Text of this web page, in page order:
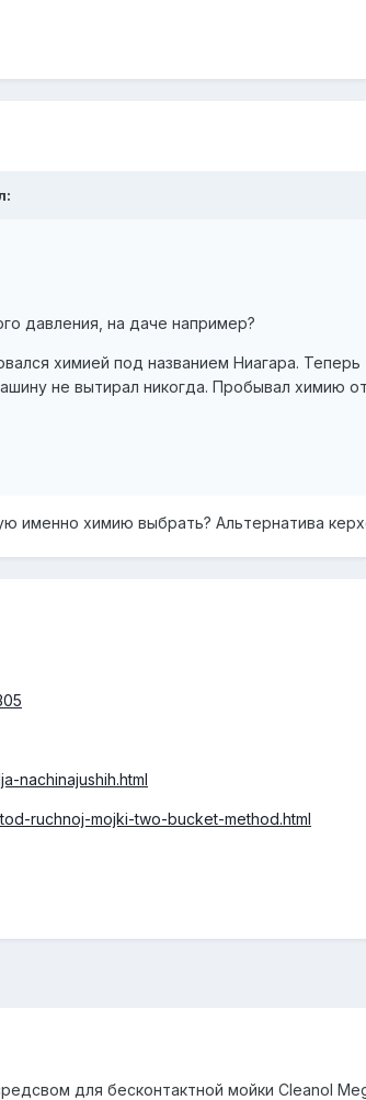
давления, на даче например?
химией под названием Ниагара.
не вытирал никогда. Пробывал химию
именно химию выбрать? Альтернатива
nachinajushih.html
ruchnoj-mojki-two-bucket-method.html
для бесконтактной мойки Cleanol